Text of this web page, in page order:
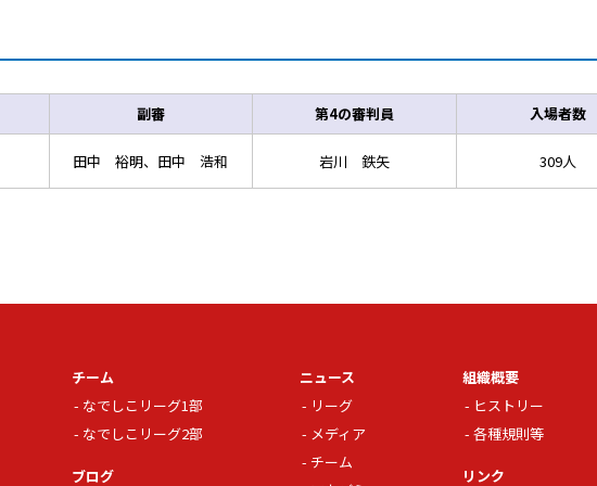
副審
田中 裕明、田中 浩和
第4の審判員
岩川 鉄矢
入場者数
309人
チーム
なでしこリーグ1部
なでしこリーグ2部
ブログ
ニュース
リーグ
メディア
チーム
組織概要
ヒストリー
各種規則等
リンク